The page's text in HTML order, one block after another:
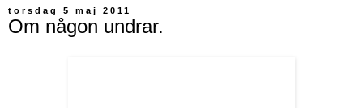
torsdag 5 maj 2011
Om någon undrar.